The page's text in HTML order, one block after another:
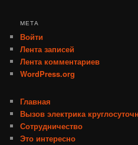
МЕТА
Войти
Лента записей
Лента комментариев
WordPress.org
Главная
Вызов электрика
Сотрудничество
Это интересно